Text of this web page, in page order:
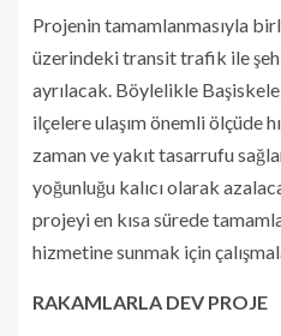
Projenin tamamlanmasıyla
üzerindeki transit trafik ile
ayrılacak. Böylelikle
ilçelere ulaşım önemli ölçüde
zaman ve yakıt tasarrufu
yoğunluğu kalıcı olarak
projeyi en kısa sürede
hizmetine sunmak için
RAKAMLARLA DEV PROJE